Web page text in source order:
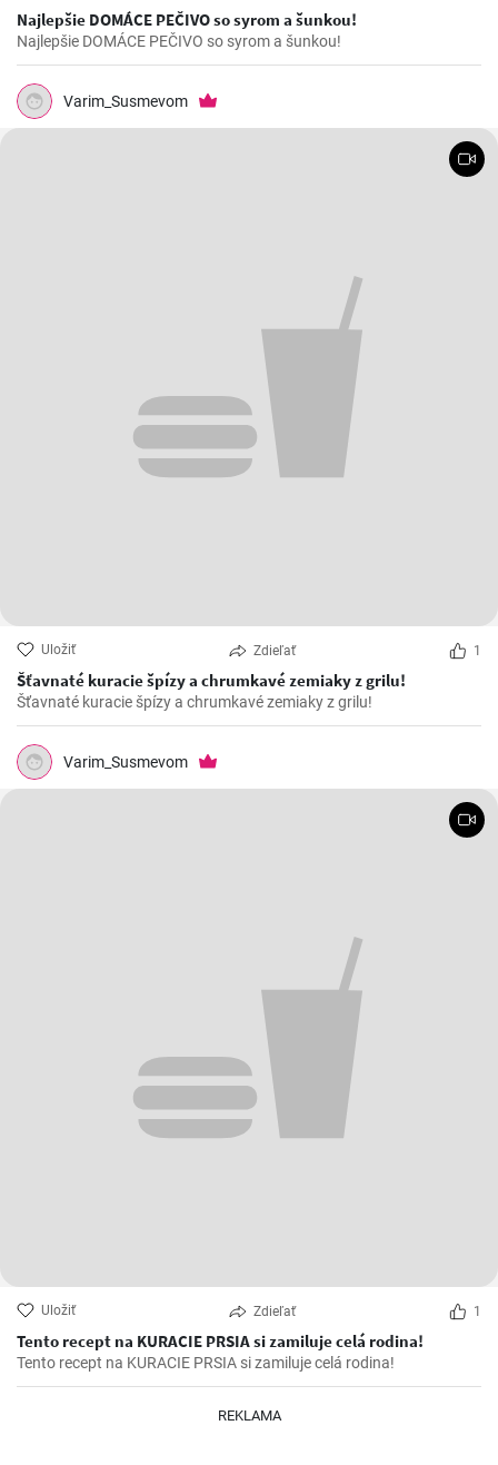
Najlepšie DOMÁCE PEČIVO so syrom a šunkou!
Najlepšie DOMÁCE PEČIVO so syrom a šunkou!
Varim_Susmevom
Uložiť Zdieľať 1
Šťavnaté kuracie špízy a chrumkavé zemiaky z grilu!
Šťavnaté kuracie špízy a chrumkavé zemiaky z grilu!
Varim_Susmevom
Uložiť Zdieľať 1
Tento recept na KURACIE PRSIA si zamiluje celá rodina!
Tento recept na KURACIE PRSIA si zamiluje celá rodina!
REKLAMA